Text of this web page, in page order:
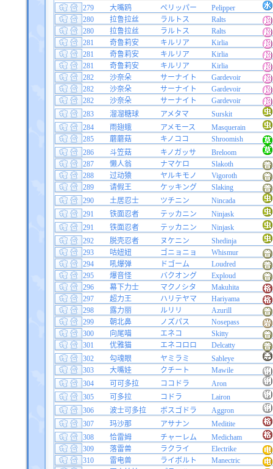
279
大嘴鸥 ペリッパー
Pelipper
280
拉鲁拉丝 ラルトス
Ralts
280
拉鲁拉丝 ラルトス
Ralts
281
奇鲁莉安 キルリア
Kirlia
281
奇鲁莉安 キルリア
Kirlia
281
奇鲁莉安 キルリア
Kirlia
282
沙奈朵 サーナイト
Gardevoir
282
沙奈朵 サーナイト
Gardevoir
282
沙奈朵 サーナイト
Gardevoir
283
溜溜糖球 アメタマ
Surskit
284
雨翅蛾 アメモース
Masquerain
285
蘑蘑菇 キノココ
Shroomish
286
斗笠菇 キノガッサ
Breloom
287
懒人翁 ナマケロ
Slakoth
288
过动猿 ヤルキモノ
Vigoroth
289
请假王 ケッキング
Slaking
290
土居忍士 ツチニン
Nincada
291
铁面忍者 テッカニン
Ninjask
291
铁面忍者 テッカニン
Ninjask
292
脱壳忍者 ヌケニン
Shedinja
293
咕妞妞 ゴニョニョ
Whismur
294
吼爆弹 ドゴーム
Loudred
295
爆音怪 バクオング
Exploud
296
幕下力士 マクノシタ
Makuhita
297
超力王 ハリテヤマ
Hariyama
298
露力丽 ルリリ
Azurill
299
朝北鼻 ノズパス
Nosepass
300
向尾喵 エネコ
Skitty
301
优雅猫 エネコロロ
Delcatty
302
勾魂眼 ヤミラミ
Sableye
303
大嘴娃 クチート
Mawile
304
可可多拉 ココドラ
Aron
305
可多拉 コドラ
Lairon
306
波士可多拉 ボスゴドラ
Aggron
307
玛沙那 アサナン
Meditite
308
恰雷姆 チャーレム
Medicham
309
落雷兽 ラクライ
Electrike
310
雷电兽 ライボルト
Manectric